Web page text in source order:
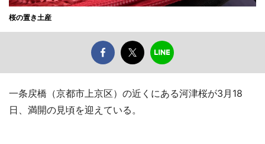
桜の置き土産
一条戻橋（京都市上京区）の近くにある河津桜が3月18
日、満開の見頃を迎えている。